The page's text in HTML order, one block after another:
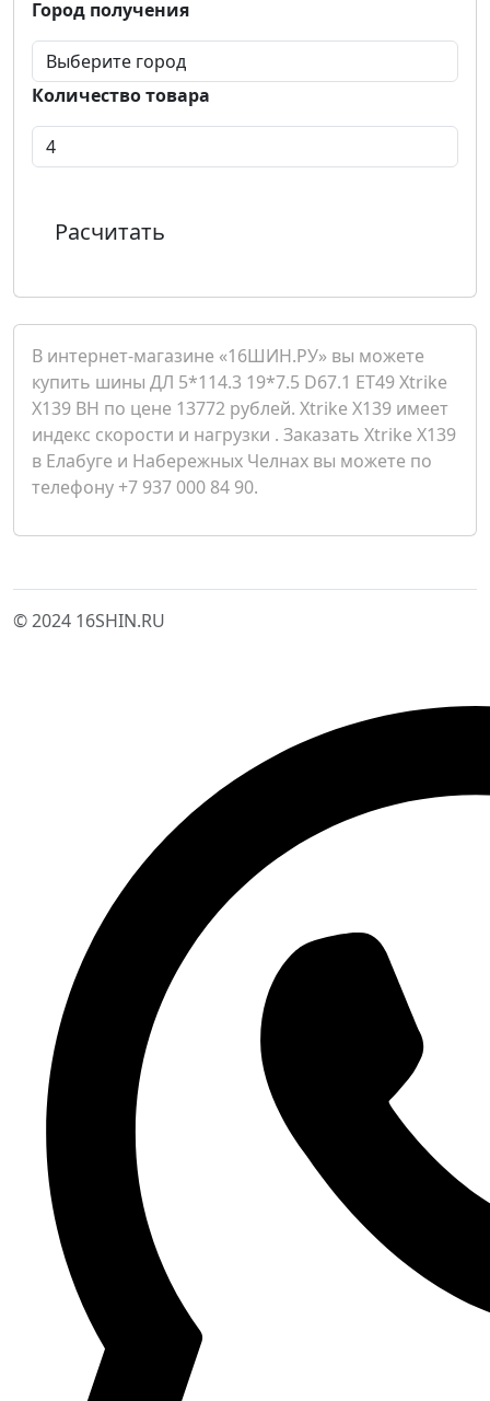
Город получения
Количество товара
Расчитать
В интернет-магазине «16ШИН.РУ» вы можете
купить шины ДЛ 5*114.3 19*7.5 D67.1 ET49 Xtrike
X139 BH по цене 13772 рублей. Xtrike X139 имеет
индекс скорости и нагрузки . Заказать Xtrike X139
в Елабуге и Набережных Челнах вы можете по
телефону +7 937 000 84 90.
© 2024 16SHIN.RU